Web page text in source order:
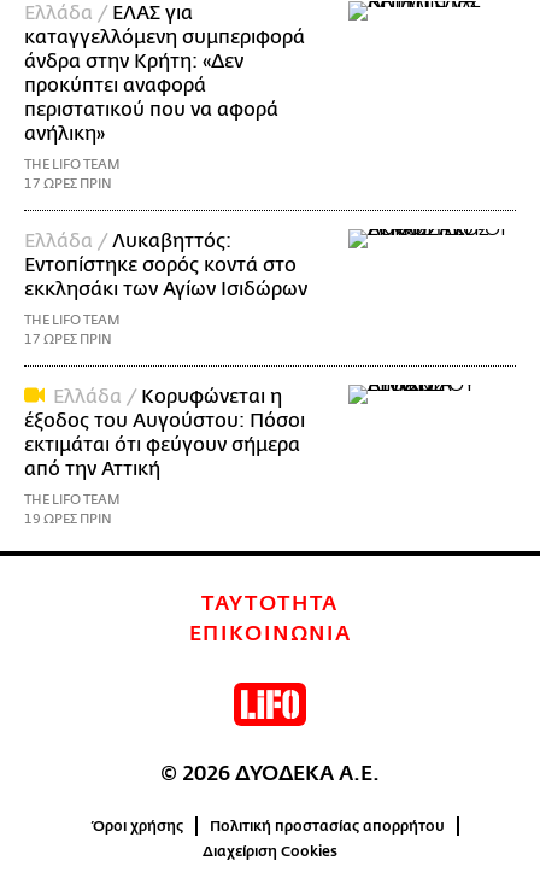
Ελλάδα / ΕΛΑΣ για
καταγγελλόμενη συμπεριφορά
άνδρα στην Κρήτη: «Δεν
προκύπτει αναφορά
περιστατικού που να αφορά
ανήλικη»
THE LIFO TEAM
17 ΩΡΕΣ ΠΡΙΝ
Ελλάδα /Λυκαβηττός:
Εντοπίστηκε σορός κοντά στο
εκκλησάκι των Αγίων Ισιδώρων
THE LIFO TEAM
17 ΩΡΕΣ ΠΡΙΝ
Ελλάδα / Κορυφώνεται η
έξοδος του Αυγούστου: Πόσοι
εκτιμάται ότι φεύγουν σήμερα
από την Αττική
THE LIFO TEAM
19 ΩΡΕΣ ΠΡΙΝ
ΤΑΥΤΟΤΗΤΑ
ΕΠΙΚΟΙΝΩΝΙΑ
© 2026 ΔΥΟΔΕΚΑ Α.Ε.
Όροι χρήσης
Πολιτική προστασίας απορρήτου
Διαχείριση Cookies